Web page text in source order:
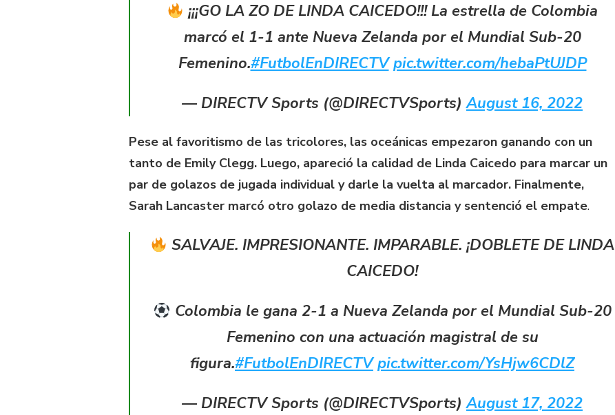
¡¡¡GO LA ZO DE LINDA CAICEDO!!! La estrella de Colombia
marcó el 1-1 ante Nueva Zelanda por el Mundial Sub-20
Femenino.#FutbolEnDIRECTV pic.twitter.com/hebaPtUJDP
— DIRECTV Sports (@DIRECTVSports)August 16, 2022
Pese al favoritismo de las tricolores, las oceánicas empezaron ganando con un
tanto de Emily Clegg. Luego, apareció la calidad de Linda Caicedo para marcar un
par de golazos de jugada individual y darle la vuelta al marcador. Finalmente,
Sarah Lancaster marcó otro golazo de media distancia y sentenció el empate.
SALVAJE. IMPRESIONANTE. IMPARABLE. ¡DOBLETE DE LINDA
CAICEDO!
Colombia le gana 2-1 a Nueva Zelanda por el Mundial Sub-20
Femenino con una actuación magistral de su
figura.#FutbolEnDIRECTV pic.twitter.com/YsHjw6CDlZ
— DIRECTV Sports (@DIRECTVSports)August 17, 2022